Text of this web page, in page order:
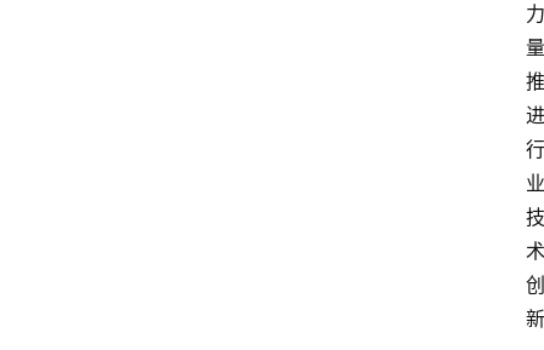
力
量
推
进
行
业
技
术
创
新